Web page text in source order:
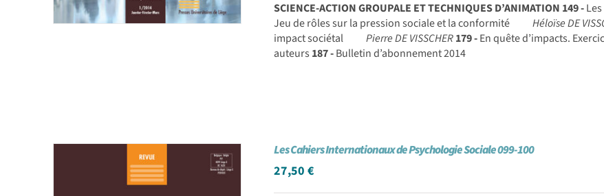
SCIENCE-ACTION GROUPALE ET TECHNIQUES D’ANIMATION 149 -
Jeu de rôles sur la pression sociale et la conformité
Héloïse DE
impact sociétal
Pierre DE VISSCHER179 -En quête d’impacts.
auteurs 187 -Bulletin d’abonnement 2014
Les Cahiers Internationaux de Psychologie Sociale 099-100
27,50€